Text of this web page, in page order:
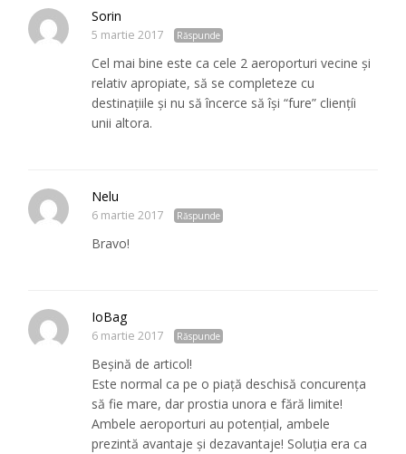
Sorin
5 martie 2017 Răspunde
Cel mai bine este ca cele 2 aeroporturi vecine și
relativ apropiate, să se completeze cu
destinațiile și nu să încerce să își “fure” cliențíi
unii altora.
Nelu
6 martie 2017 Răspunde
Bravo!
IoBag
6 martie 2017 Răspunde
Beșină de articol!
Este normal ca pe o piață deschisă concurența
să fie mare, dar prostia unora e fără limite!
Ambele aeroporturi au potențial, ambele
prezintă avantaje și dezavantaje! Soluția era ca